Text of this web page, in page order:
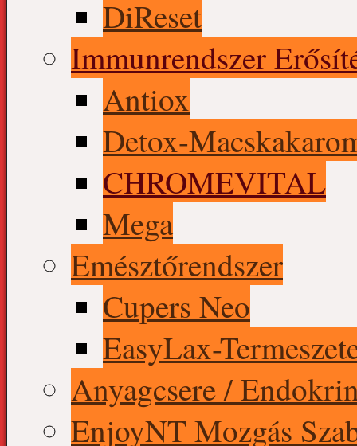
DiReset
Immunrendszer
Antiox
Detox-
CHROMEVITAL
Mega
Emésztőrendszer
Cupers Neo
EasyLax-
Anyagcsere /
EnjoyNT Mozgás